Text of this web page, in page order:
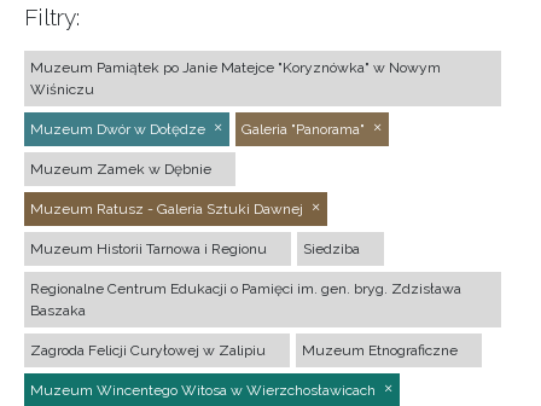
Filtry:
Muzeum Pamiątek po Janie Matejce "Koryznówka" w Nowym
Wiśniczu
Muzeum Dwór w Dołędze Galeria "Panorama"
Muzeum Zamek w Dębnie
Muzeum Ratusz - Galeria Sztuki Dawnej
Muzeum Historii Tarnowa i Regionu Siedziba
Regionalne Centrum Edukacji o Pamięci im. gen. bryg. Zdzisława
Baszaka
Zagroda Felicji Curyłowej w Zalipiu Muzeum Etnograficzne
Muzeum Wincentego Witosa w Wierzchosławicach